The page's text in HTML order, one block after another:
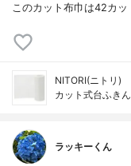
このカット布巾は42カ
NITORI(ニトリ)
カット式台ふき
ラッキーくん